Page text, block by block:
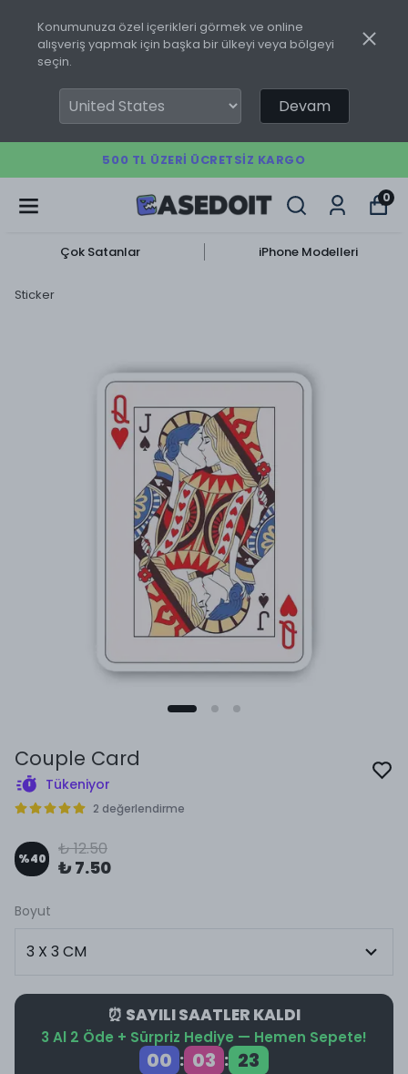
Konumunuza özel içerikleri görmek ve online
alışveriş yapmak için başka bir ülkeyi veya bölgeyi
seçin.
Devam
500 TL ÜZERI ÜCRETSIZ KARGO
0
Çok Satanlar iPhone Modelleri
Sticker
Couple Card
Tükeniyor
2 değerlendirme
%40 ₺ 12.50
₺ 7.50
Boyut
⏰ SAYILI SAATLER KALDI
3 Al 2 Öde + Sürpriz Hediye — Hemen Sepete!
00 : 03 : 22